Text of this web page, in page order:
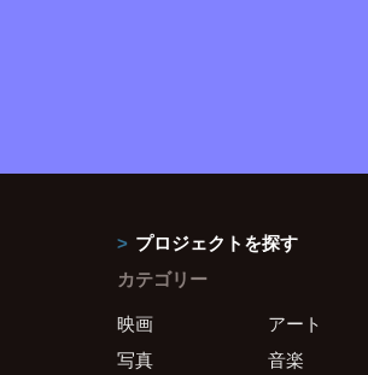
プロジェクトを探す
カテゴリー
映画
アート
写真
音楽